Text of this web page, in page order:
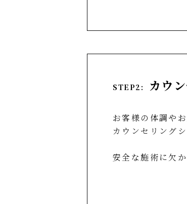
STEP2: カウ
お客様の体調や
カウンセリング
安全な施術に欠